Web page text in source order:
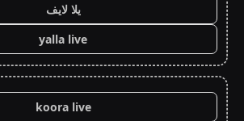
يلا لايف
yalla live
koora live